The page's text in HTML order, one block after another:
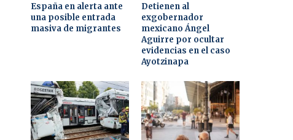
España en alerta ante
una posible entrada
masiva de migrantes
Detienen al
exgobernador
mexicano Ángel
Aguirre por ocultar
evidencias en el caso
Ayotzinapa